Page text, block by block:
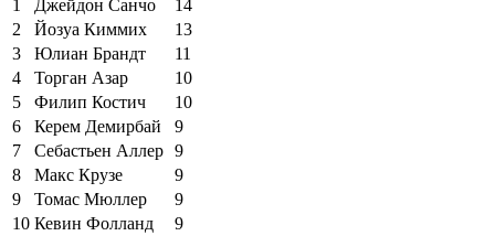
1
Джейдон Санчо
14
2
Йозуа Киммих
13
3
Юлиан Брандт
11
4
Торган Азар
10
5
Филип Костич
10
6
Керем Демирбай
9
7
Себастьен Аллер 9
8
Макс Крузе
9
9
Томас Мюллер
9
10 Кевин Фолланд
9